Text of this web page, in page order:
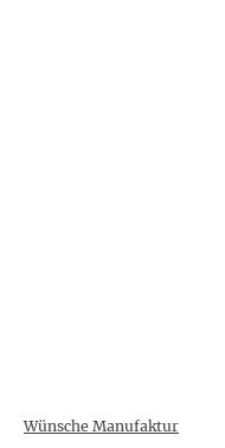
Wünsche Manufaktur